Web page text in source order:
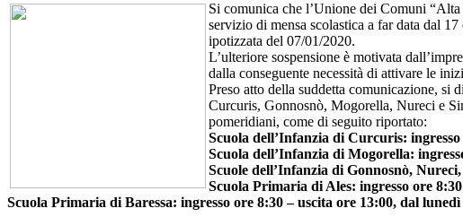
Si comunica che l’Unione dei Comuni
servizio di mensa scolastica a far data dal
ipotizzata del 07/01/2020.
L’ulteriore sospensione è motivata
dalla conseguente necessità di attivare le
Preso atto della suddetta comunicazione, si
Curcuris, Gonnosnò, Mogorella, Nureci e
pomeridiani, come di seguito riportato:
Scuola dell’Infanzia di Curcuris:
Scuola dell’Infanzia di Mogorella:
Scuole dell’Infanzia di Gonnosnò,
Scuola Primaria di Ales: ingresso ore
Scuola Primaria di Baressa: ingresso ore 8:30 – uscita ore 13:00, dal lunedì